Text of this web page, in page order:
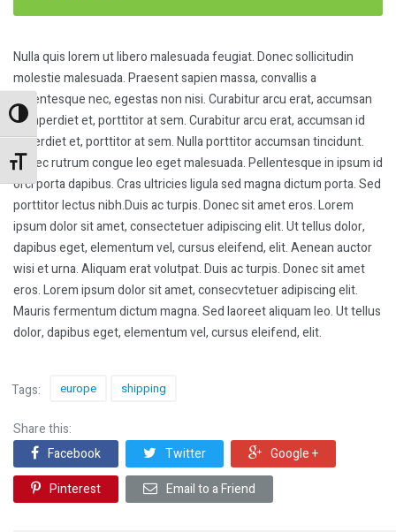
Alternar alto contraste
Alternar tamaño de letra
Nulla quis lorem ut libero malesuada feugiat. Donec sollicitudin
molestie malesuada. Praesent sapien massa, convallis a
pellentesque nec, egestas non nisi. Curabitur arcu erat, accumsan
id imperdiet et, porttitor at sem. Curabitur arcu erat, accumsan id
imperdiet et, porttitor at sem. Nulla porttitor accumsan tincidunt.
Donec rutrum congue leo eget malesuada. Pellentesque in ipsum id
orci porta dapibus. Cras ultricies ligula sed magna dictum porta. Sed
porttitor lectus nibh.Duis ac turpis. Donec sit amet eros. Lorem
ipsum dolor sit amet, consectetuer adipiscing elit. Ut tellus dolor,
dapibus eget, elementum vel, cursus eleifend, elit. Aenean auctor
wisi et urna. Aliquam erat volutpat. Duis ac turpis. Donec sit amet
eros. Lorem ipsum dolor sit amet, consecvtetuer adipiscing elit.
Mauris fermentum dictum magna. Sed laoreet aliquam leo. Ut tellus
dolor, dapibus eget, elementum vel, cursus eleifend, elit.
Tags: europe shipping
Share this:
Facebook
Twitter
Google +
Pinterest
Email to a Friend